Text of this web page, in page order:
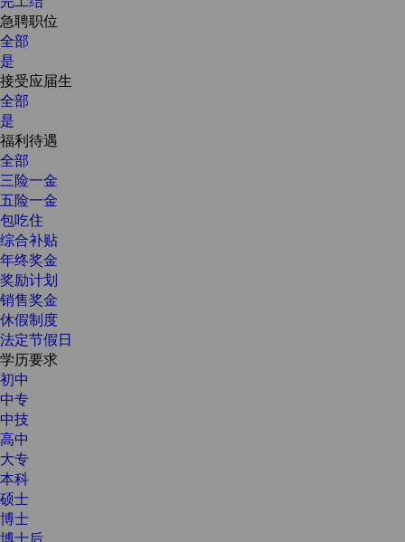
急聘职位
全部
是
接受应届生
全部
是
福利待遇
全部
三险一金
五险一金
包吃住
综合补贴
年终奖金
奖励计划
销售奖金
休假制度
法定节假日
学历要求
初中
中专
中技
高中
大专
本科
硕士
博士
博士后